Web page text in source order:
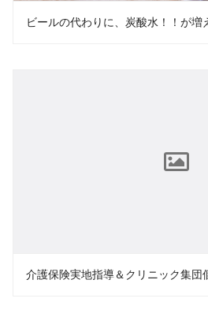
ビールの代わりに、炭酸水！！が増
介護保険実地指導＆クリニック集団